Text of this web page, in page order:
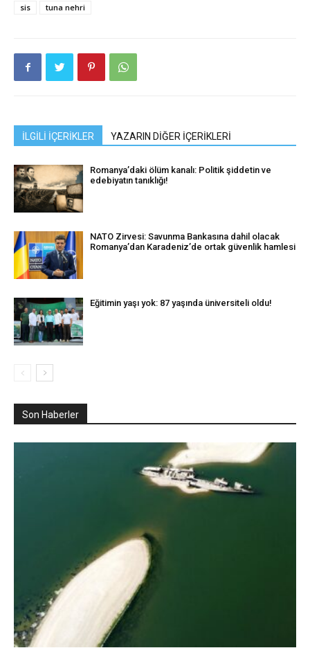
sis
tuna nehri
İLGİLİ İÇERİKLER YAZARIN DİĞER İÇERİKLERİ
Romanya’daki ölüm kanalı: Politik şiddetin ve
edebiyatın tanıklığı!
NATO Zirvesi: Savunma Bankasına dahil olacak
Romanya’dan Karadeniz’de ortak güvenlik hamlesi
Eğitimin yaşı yok: 87 yaşında üniversiteli oldu!
Son Haberler